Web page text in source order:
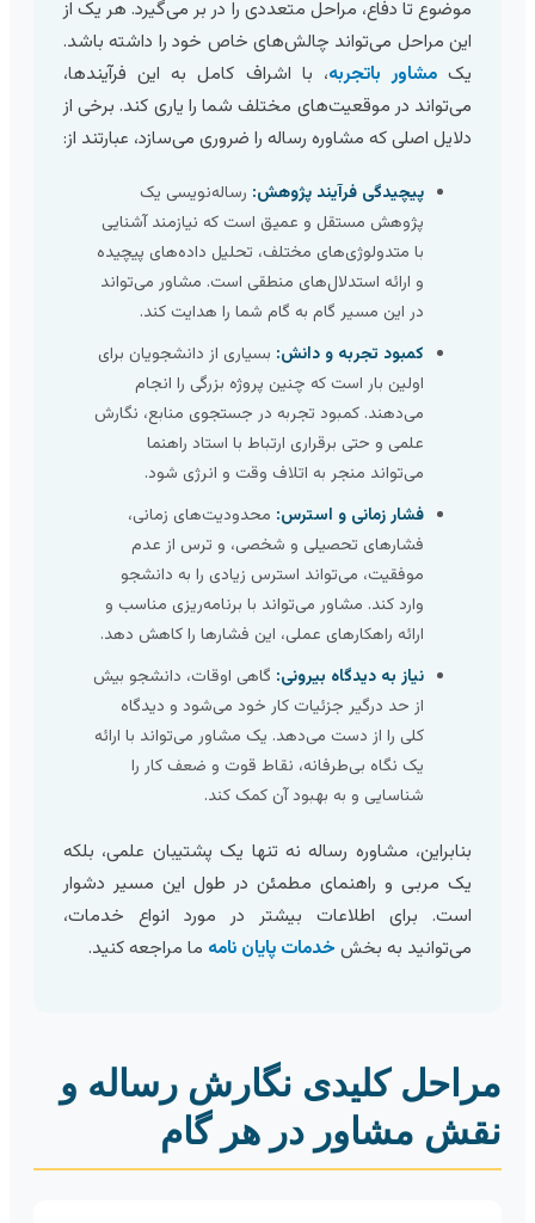
موضوع تا دفاع، مراحل متعددی را در بر می‌گیرد. هر یک از
این مراحل می‌تواند چالش‌های خاص خود را داشته باشد.
مشاور باتجربه، با اشراف کامل به این فرآیندها،
می‌تواند در موقعیت‌های مختلف شما را یاری کند. برخی از
دلایل اصلی که مشاوره رساله را ضروری می‌سازد، عبارتند از:
پیچیدگی فرآیند پژوهش:رساله‌نویسی یک
پژوهش مستقل و عمیق است که نیازمند آشنایی
با متدولوژی‌های مختلف، تحلیل داده‌های پیچیده
و ارائه استدلال‌های منطقی است. مشاور می‌تواند
در این مسیر گام به گام شما را هدایت کند.
کمبود تجربه و دانش:بسیاری از دانشجویان برای
اولین بار است که چنین پروژه بزرگی را انجام
می‌دهند. کمبود تجربه در جستجوی منابع، نگارش
علمی و حتی برقراری ارتباط با استاد راهنما
می‌تواند منجر به اتلاف وقت و انرژی شود.
فشار زمانی و استرس:محدودیت‌های زمانی،
فشارهای تحصیلی و شخصی، و ترس از عدم
موفقیت، می‌تواند استرس زیادی را به دانشجو
وارد کند. مشاور می‌تواند با برنامه‌ریزی مناسب و
ارائه راهکارهای عملی، این فشارها را کاهش دهد.
نیاز به دیدگاه بیرونی:گاهی اوقات، دانشجو بیش
از حد درگیر جزئیات کار خود می‌شود و دیدگاه
کلی را از دست می‌دهد. یک مشاور می‌تواند با ارائه
یک نگاه بی‌طرفانه، نقاط قوت و ضعف کار را
شناسایی و به بهبود آن کمک کند.
بنابراین، مشاوره رساله نه تنها یک پشتیبان علمی، بلکه
یک مربی و راهنمای مطمئن در طول این مسیر دشوار
است. برای اطلاعات بیشتر در مورد انواع خدمات،
می‌توانید به بخشخدمات پایان نامهما مراجعه کنید.
کلیدی نگارش رساله و
مشاور در هر گام